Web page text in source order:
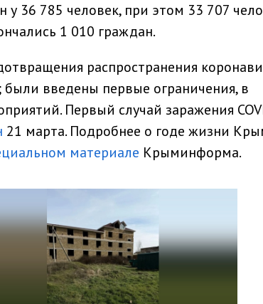
36 785 человек, при этом 33 707
1 010 граждан.
распространения
введены первые ограничения, в
Первый случай заражения
21 марта. Подробнее о годе жизни
материале Крыминформа.